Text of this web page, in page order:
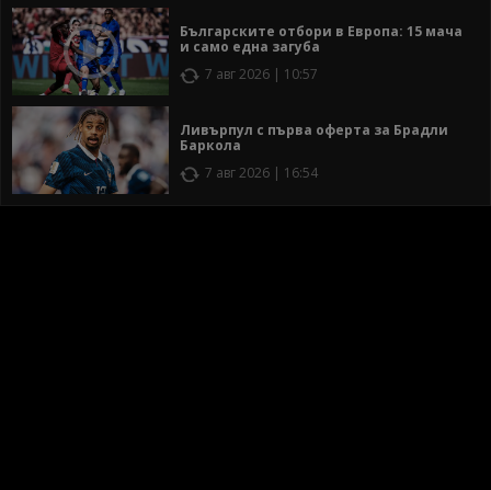
Българските отбори в Европа: 15 мача
и само една загуба
7 авг 2026 | 10:57
Ливърпул с първа оферта за Брадли
Баркола
7 авг 2026 | 16:54